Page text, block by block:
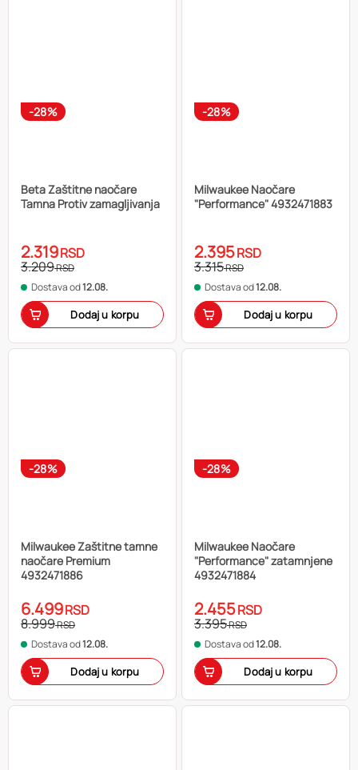
-28%
Beta Zaštitne naočare
Tamna Protiv zamagljivanja
2.319RSD
3.209RSD
Dostava od12.08.
Dodaj u korpu
-28%
Milwaukee Naočare
"Performance" 4932471883
2.395RSD
3.315RSD
Dostava od12.08.
Dodaj u korpu
-28%
Milwaukee Zaštitne tamne
naočare Premium
4932471886
6.499RSD
8.999RSD
Dostava od12.08.
Dodaj u korpu
-28%
Milwaukee Naočare
"Performance" zatamnjene
4932471884
2.455RSD
3.395RSD
Dostava od12.08.
Dodaj u korpu